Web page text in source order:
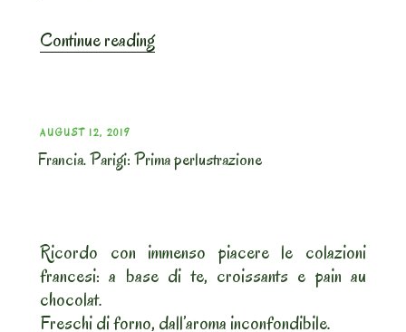
Continue reading“Francia.
ed
POSTED
ON
AUGUST 12, 2019
Francia. Parigi: Prima perlustrazione
Ricordo con immenso piacere le colazioni
francesi: a base di te, croissants e pain au
chocolat.
Freschi di forno, dall’aroma inconfondibile.